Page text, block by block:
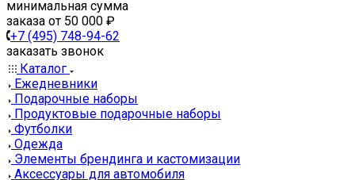
минимальная сумма
заказа от 50 000 ₽
+7 (495) 748-94-62
заказать звонок
Каталог
Ежедневники
Подарочные наборы
Продуктовые подарочные наборы
Футболки
Одежда
Элементы брендинга и кастомизации
Аксессуары для автомобиля